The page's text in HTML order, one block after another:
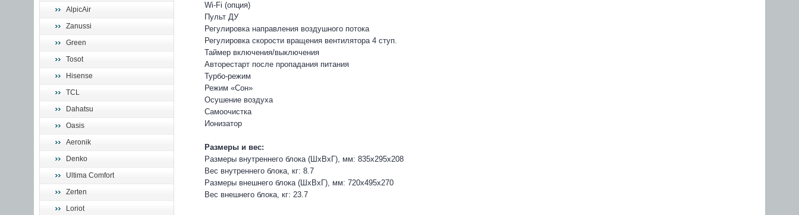
AlpicAir
Zanussi
Green
Tosot
Hisense
TCL
Dahatsu
Oasis
Aeronik
Denko
Ultima Comfort
Zerten
Loriot
Wi-Fi (опция)
Пульт ДУ
Регулировка направления воздушного потока
Регулировка скорости вращения вентилятора 4 ступ.
Таймер включения/выключения
Авторестарт после пропадания питания
Турбо-режим
Режим «Сон»
Осушение воздуха
Самоочистка
Ионизатор
Размеры и вес:
Размеры внутреннего блока (ШхВхГ), мм: 835х295х208
Вес внутреннего блока, кг: 8.7
Размеры внешнего блока (ШхВхГ), мм: 720х495х270
Вес внешнего блока, кг: 23.7